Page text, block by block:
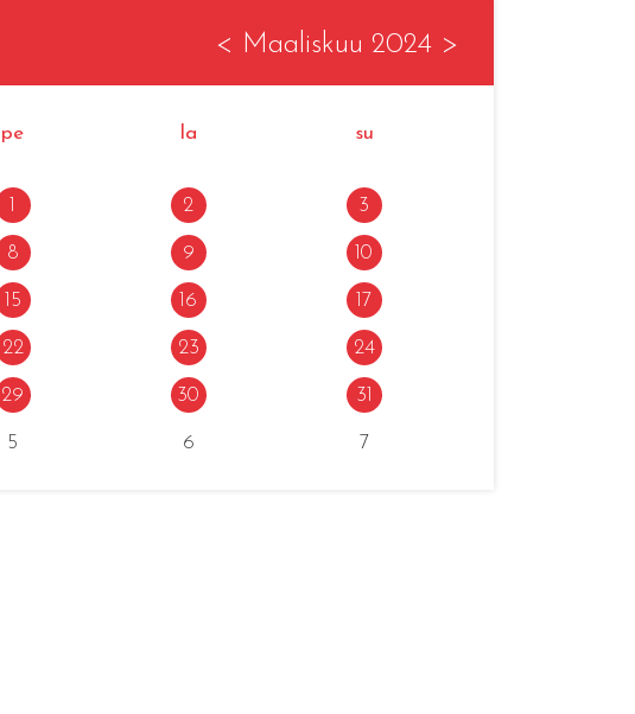
< Maaliskuu 2024 >
pe la su
1 2 3
8 9 10
15 16 17
22 23 24
29 30 31
5 6 7